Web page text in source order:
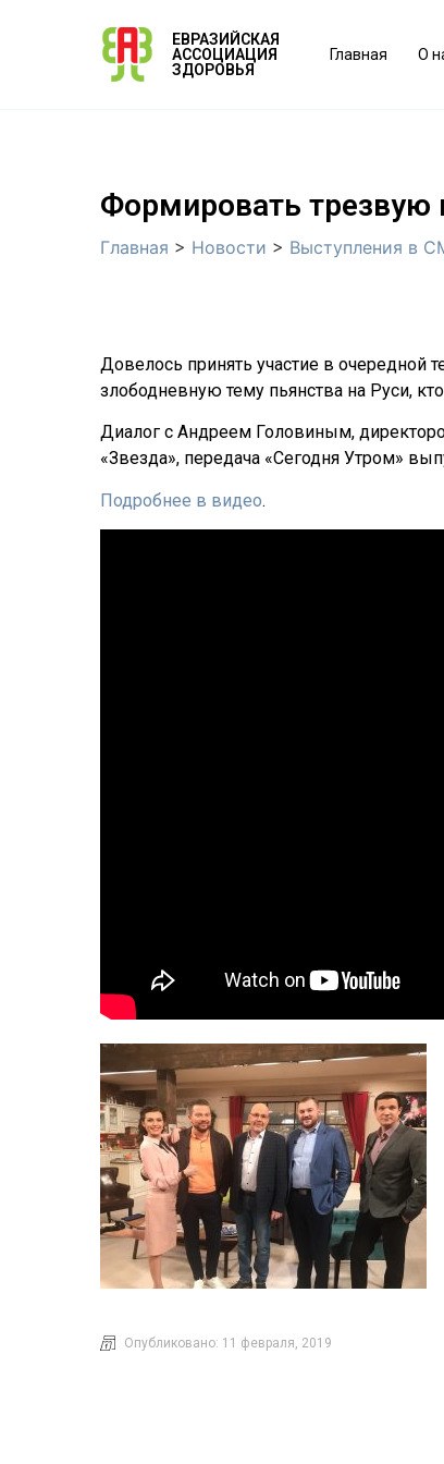
ЕВРАЗИЙСКАЯ
АССОЦИАЦИЯ
ЗДОРОВЬЯ
Главная О
Формировать трезвую
Главная > Новости > Выступления в
Довелось принять участие в очередной
злободневную тему пьянства на Руси,
Диалог с Андреем Головиным,
«Звезда», передача «Сегодня Утром»
Подробнее в видео.
Опубликовано: 11 февраля, 2019